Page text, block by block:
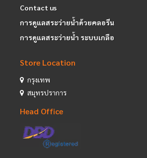
Contact us
การดูแลสระว่ายน้ำด้วยคลอรีน
การดูแลสระว่ายน้ำ ระบบเกลือ
Store Location
กรุงเทพ
สมุทรปราการ
Head Office